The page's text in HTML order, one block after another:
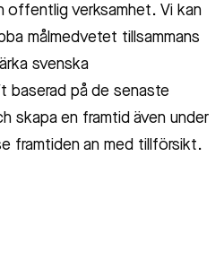
offentlig verksamhet. Vi kan
målmedvetet tillsammans
svenska
baserad på de senaste
skapa en framtid även under
framtiden an med tillförsikt.